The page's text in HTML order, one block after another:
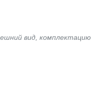
вид, комплектацию